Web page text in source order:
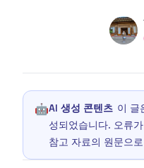
🤖AI 생성 콘텐츠 이 글
성되었습니다. 오류
참고 자료의 원문으